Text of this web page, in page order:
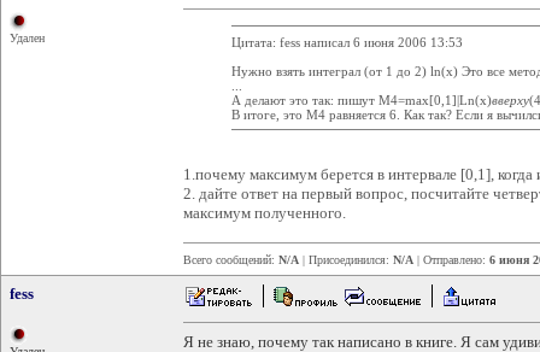
Удален
Цитата: fess написал 6 июня 2006 13:53
Нужно взять интеграл (от 1 до 2) ln(x) Это все
А делают это так: пишут М4=max[0,1]|Ln(x)вверху
В итоге, это М4 равняется 6. Как так? Если я
1.почему максимум берется в интервале [0,1], когда
2. дайте ответ на первый вопрос, посчитайте
максимум полученного.
Всего сообщений: N/A | Присоединился: N/A | Отправлено: 6 июня
fess
Я не знаю, почему так написано в книге. Я сам